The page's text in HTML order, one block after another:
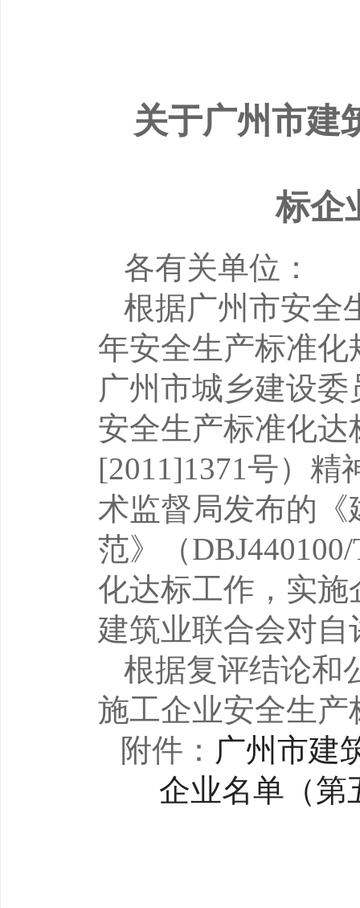
关于广州市建
标企
各有关单位：
根据广州市安全
年安全生产标准化
广州市城乡建设
安全生产标准化
[2011]1371号）精
术监督局发布的
范》（
化达标工作，实
建筑业联合会对
根据复评结论和
施工企业安全生
附件： 广州市建
企业名单（第